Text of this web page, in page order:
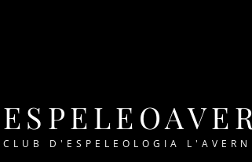
CLUB D'ESPELEOLOGIA